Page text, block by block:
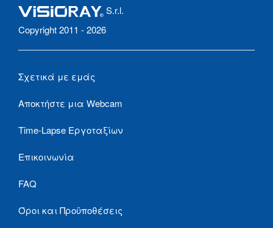
S.r.l.
Copyright 2011 - 2026
Σχετικά με εμάς
Αποκτήστε μια Webcam
Time-Lapse Εργοταξίων
Επικοινωνία
FAQ
Όροι και Προϋποθέσεις